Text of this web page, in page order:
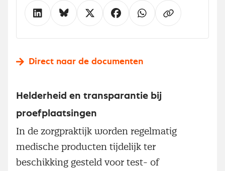
Direct naar de documenten
Helderheid en transparantie bij
proefplaatsingen
In de zorgpraktijk worden regelmatig
medische producten tijdelijk ter
beschikking gesteld voor test- of